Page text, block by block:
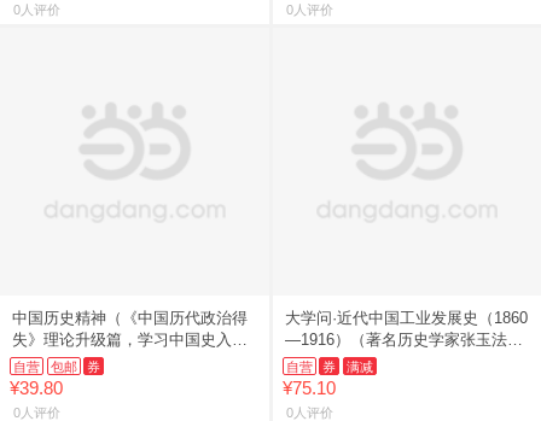
0人评价 0人评价
中国历史精神（《中国历代政治得
失》理论升级篇，学习中国史入门
之作！史学大家钱穆经典名著，岳
麓书社最新修订！）
自营 包邮 券
¥39.80
0人评价
大学问·近代中国工业发展史（1860
—1916）（著名历史学家张玉法先
生学术代表作，吕芳上、张瑞德、
王奇生等学者联袂推荐
自营 券 满减
¥75.10
0人评价